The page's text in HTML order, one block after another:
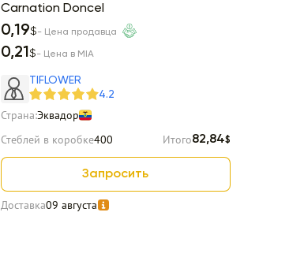
Carnation Doncel
0,19$- Цена продавца
0,21$- Цена в MIA
TIFLOWER
4.2
Страна:Эквадор
Стеблей в коробке400 Итого82,84$
Запросить
Доставка09 августа